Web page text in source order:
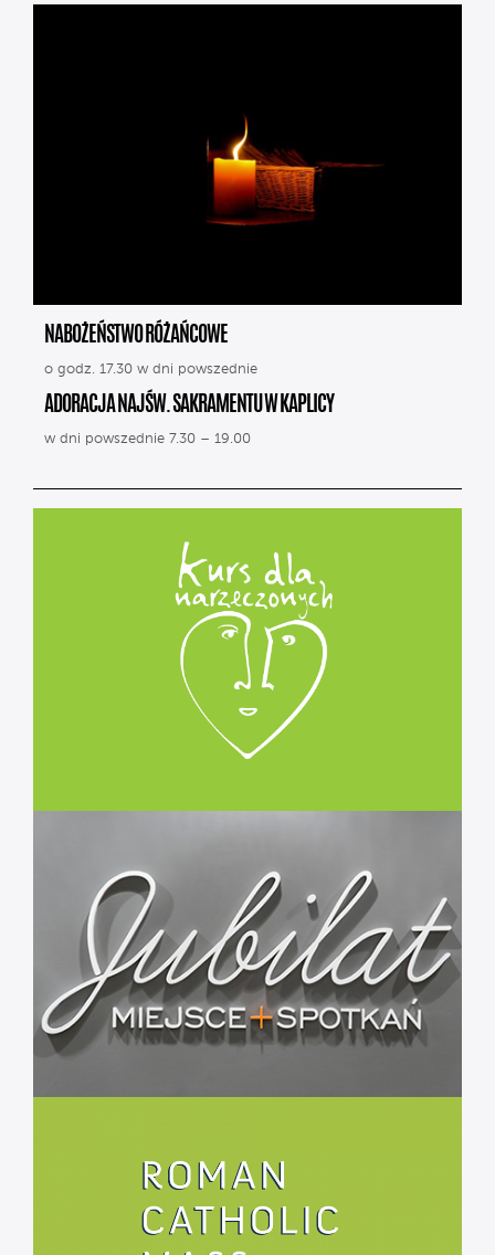
NABOŻEŃSTWO RÓŻAŃCOWE
o godz. 17.30 w dni powszednie
ADORACJA NAJŚW. SAKRAMENTU W KAPLICY
w dni powszednie 7.30 – 19.00